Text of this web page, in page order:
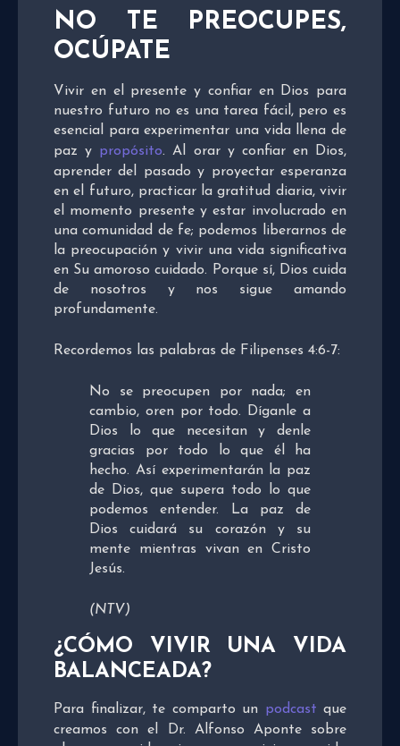
NO TE PREOCUPES,
OCÚPATE
Vivir en el presente y confiar en Dios para
nuestro futuro no es una tarea fácil, pero es
esencial para experimentar una vida llena de
paz y propósito. Al orar y confiar en Dios,
aprender del pasado y proyectar esperanza
en el futuro, practicar la gratitud diaria, vivir
el momento presente y estar involucrado en
una comunidad de fe; podemos liberarnos de
la preocupación y vivir una vida significativa
en Su amoroso cuidado. Porque sí, Dios cuida
de nosotros y nos sigue amando
profundamente.
Recordemos las palabras de Filipenses 4:6-7:
No se preocupen por nada; en
cambio, oren por todo. Díganle a
Dios lo que necesitan y denle
gracias por todo lo que él ha
hecho. Así experimentarán la paz
de Dios, que supera todo lo que
podemos entender. La paz de
Dios cuidará su corazón y su
mente mientras vivan en Cristo
Jesús.
(NTV)
¿CÓMO VIVIR UNA VIDA
BALANCEADA?
Para finalizar, te comparto un podcast que
creamos con el Dr. Alfonso Aponte sobre